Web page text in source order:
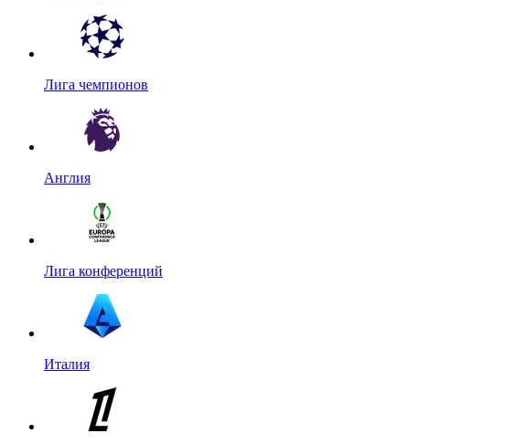
Лига чемпионов
Англия
Лига конференций
Италия